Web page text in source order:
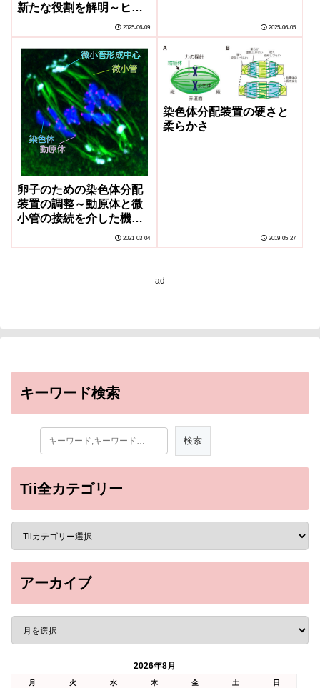
新たな役割を解明～ヒス
トン修飾H3K4me3は卵染
色体や紡錘体の安定性を
制御する～
2025-06-09 2025-06-05
卵子のための染色体分配
装置の調整～動原体と微
小管の接続を介した機構
が紡錘体を正常に保つ～2021-03-04
染色体分配装置の硬さと
柔らかさ
2019-05-27
ad
キーワード検索
Tii全カテゴリー
アーカイブ
2026年8月
月 火 水 木 金 土
日